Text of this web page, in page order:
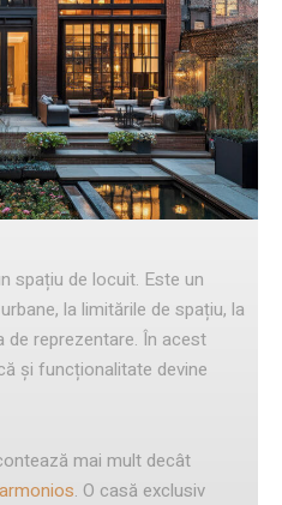
Twitter Pinterest
spațiu de locuit. Este un
la limitările de spațiu, la
reprezentare. În acest
și funcționalitate devine
mai mult decât
. O casă exclusiv